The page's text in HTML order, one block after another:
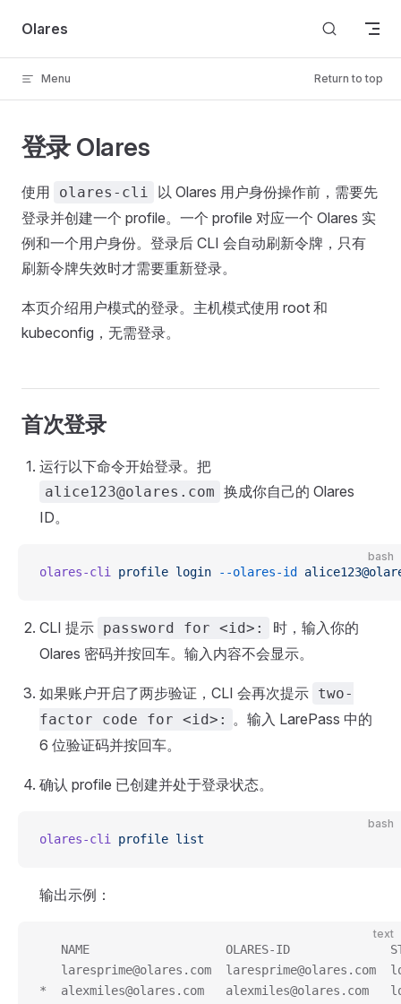
Skip to content
Olares
Menu Return to top
登录 Olares
使用 olares-cli
以 Olares 用户身份操作前，需要先
登录并创建一个 profile。一个 profile 对应一个 Olares 实
例和一个用户身份。登录后 CLI 会自动刷新令牌，只有
刷新令牌失效时才需要重新登录。
本页介绍用户模式的登录。主机模式使用 root 和
kubeconfig，无需登录。
首次登录
运行以下命令开始登录。把
alice123@olares.com 换成你自己的 Olares
ID。
bash
olares-cli profile login --olares-id
CLI 提示 password for <id>:
时，输入你的
Olares 密码并按回车。输入内容不会显示。
如果账户开启了两步验证，CLI 会再次提示 two-
factor code for <id>: 。输入 LarePass 中的
6 位验证码并按回车。
确认 profile 已创建并处于登录状态。
bash
olares-cli profile list
输出示例：
text
NAME                   OLARES-ID
laresprime@olares.com  laresprime@olares.com
*  alexmiles@olares.com   alexmiles@olares.com